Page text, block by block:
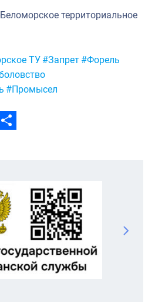
территориальное
ТУ #Запрет #Форель
#Промысел